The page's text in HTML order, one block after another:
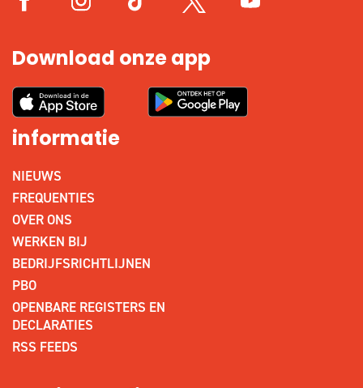
Download onze app
informatie
NIEUWS
FREQUENTIES
OVER ONS
WERKEN BIJ
BEDRIJFSRICHTLIJNEN
PBO
OPENBARE REGISTERS EN
DECLARATIES
RSS FEEDS